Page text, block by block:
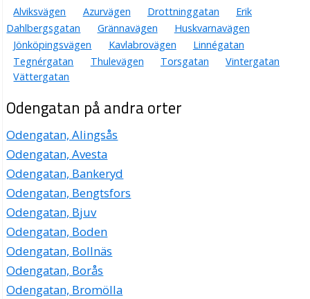
Alviksvägen Azurvägen Drottninggatan
Erik
Dahlbergsgatan
Grännavägen
Huskvarnavägen
Jönköpingsvägen
Kavlabrovägen
Linnégatan
Tegnérgatan
Thulevägen Torsgatan
Vintergatan
Vättergatan
Odengatan på andra orter
Odengatan, Alingsås
Odengatan, Avesta
Odengatan, Bankeryd
Odengatan, Bengtsfors
Odengatan, Bjuv
Odengatan, Boden
Odengatan, Bollnäs
Odengatan, Borås
Odengatan, Bromölla